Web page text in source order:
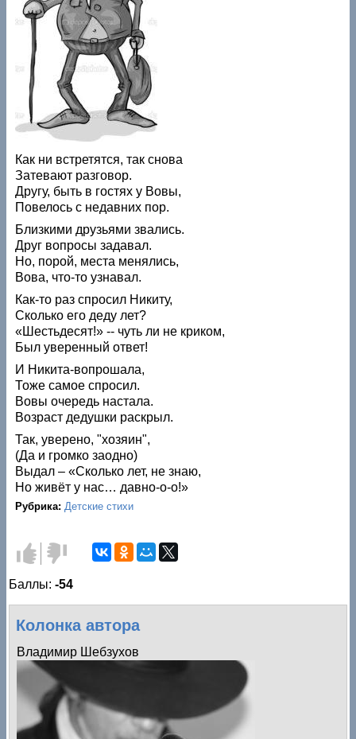
Как ни встретятся, так снова
Затевают разговор.
Другу, быть в гостях у Вовы,
Повелось с недавних пор.
Близкими друзьями звались.
Друг вопросы задавал.
Но, порой, места менялись,
Вова, что-то узнавал.
Как-то раз спросил Никиту,
Сколько его деду лет?
«Шестьдесят!» -- чуть ли не криком,
Был уверенный ответ!
И Никита-вопрошала,
Тоже самое спросил.
Вовы очередь настала.
Возраст дедушки раскрыл.
Так, уверено, "хозяин",
(Да и громко заодно)
Выдал – «Сколько лет, не знаю,
Но живёт у нас… давно-о-о!»
Рубрика: Детские стихи
Голос за!
Голос
против!
Баллы:-54
Колонка автора
Владимир Шебзухов